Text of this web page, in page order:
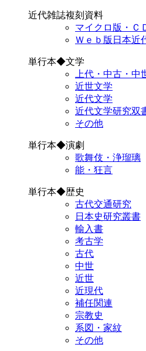
近代雑誌複刻資料
マイクロ版・Ｃ
Ｗｅｂ版日本近
単行本◆文学
上代・中古・中
近世文学
近代文学
近代文学研究双
その他
単行本◆演劇
歌舞伎・浄瑠璃
能・狂言
単行本◆歴史
古代交通研究
日本史研究叢書
輸入書
考古学
古代
中世
近世
近現代
補任関連
宗教史
系図・家紋
その他